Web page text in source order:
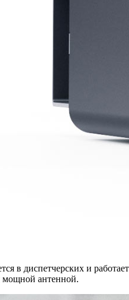
в диспетчерских и
мощной антенной.